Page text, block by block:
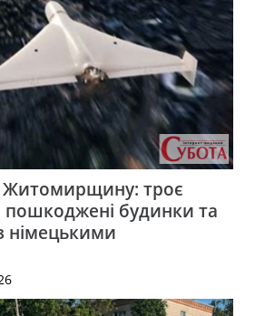
Житомирщину: троє
будинки та
німецькими